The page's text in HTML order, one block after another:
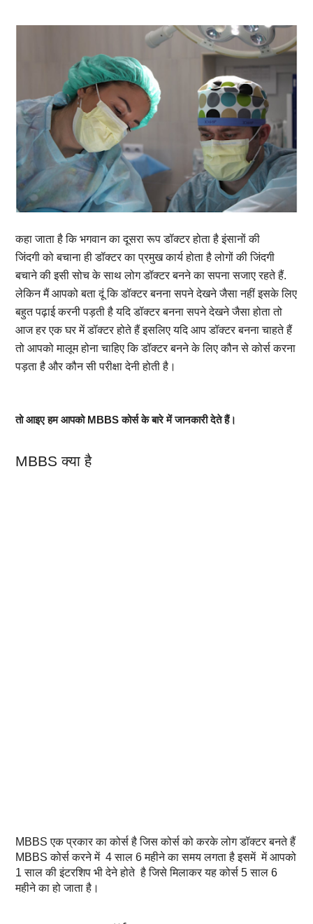
कहा जाता है कि भगवान का दूसरा रूप डॉक्टर होता है इंसानों की
जिंदगी को बचाना ही डॉक्टर का प्रमुख कार्य होता है लोगों की जिंदगी
बचाने की इसी सोच के साथ लोग डॉक्टर बनने का सपना सजाए रहते हैं.
लेकिन मैं आपको बता दूं कि डॉक्टर बनना सपने देखने जैसा नहीं इसके लिए
बहुत पढ़ाई करनी पड़ती है यदि डॉक्टर बनना सपने देखने जैसा होता तो
आज हर एक घर में डॉक्टर होते हैं इसलिए यदि आप डॉक्टर बनना चाहते हैं
तो आपको मालूम होना चाहिए कि डॉक्टर बनने के लिए कौन से कोर्स करना
पड़ता है और कौन सी परीक्षा देनी होती है।
तो आइए हम आपको MBBS कोर्स के बारे में जानकारी देते हैं।
MBBS क्या है
MBBS एक प्रकार का कोर्स है जिस कोर्स को करके लोग डॉक्टर बनते हैं
MBBS कोर्स करने में 4 साल 6 महीने का समय लगता है इसमें में आपको
1 साल की इंटरशिप भी देने होते है जिसे मिलाकर यह कोर्स 5 साल 6
महीने का हो जाता है।